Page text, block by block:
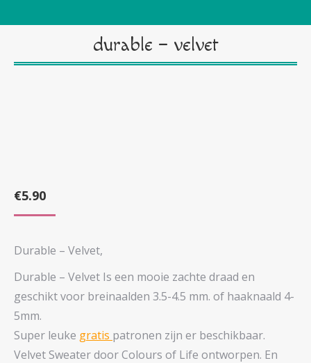
durable – velvet
€5.90
Durable – Velvet,
Durable – Velvet Is een mooie zachte draad en
geschikt voor breinaalden 3.5-4.5 mm. of haaknaald 4-
5mm.
Super leuke gratis patronen zijn er beschikbaar.
Velvet Sweater door Colours of Life ontworpen. En